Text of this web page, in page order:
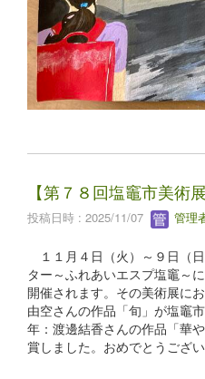
【第７８回塩竈市美術
投稿日時 : 2025/11/07 管理
１１月４日（火）～９日（
ター～ふれあいエスプ塩竈～
開催されます。その美術展に
由空さんの作品「旬」が塩竈
年：渡邊結香さんの作品「華
賞しました。おめでとうござい